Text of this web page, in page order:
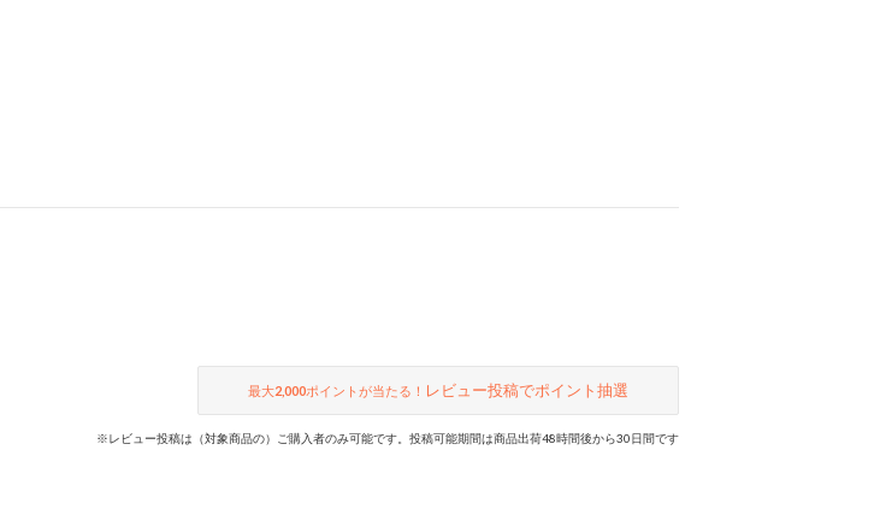
最大2,000ポイントが当たる！ レビュー投稿でポイント抽選
※レビュー投稿は（対象商品の）ご購入者のみ可能です。投稿可能期間は商品出荷48時間後から30日間です